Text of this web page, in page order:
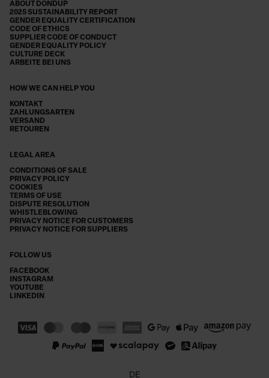
ABOUT DONDUP
2025 SUSTAINABILITY REPORT
GENDER EQUALITY CERTIFICATION
CODE OF ETHICS
SUPPLIER CODE OF CONDUCT
GENDER EQUALITY POLICY
CULTURE DECK
ARBEITE BEI UNS
HOW WE CAN HELP YOU
KONTAKT
ZAHLUNGSARTEN
VERSAND
RETOUREN
LEGAL AREA
CONDITIONS OF SALE
PRIVACY POLICY
COOKIES
TERMS OF USE
DISPUTE RESOLUTION
WHISTLEBLOWING
PRIVACY NOTICE FOR CUSTOMERS
PRIVACY NOTICE FOR SUPPLIERS
FOLLOW US
FACEBOOK
INSTAGRAM
YOUTUBE
LINKEDIN
DE